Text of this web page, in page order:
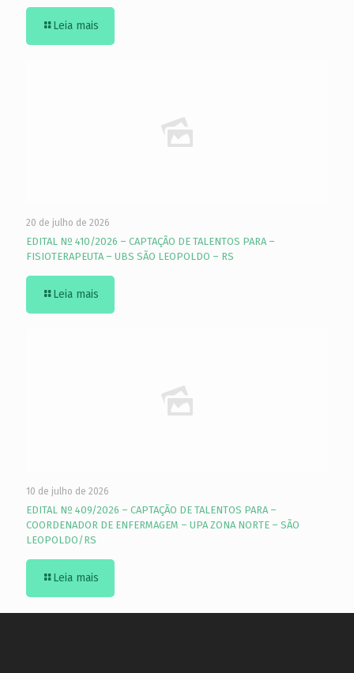
Leia mais
20 de julho de 2026
EDITAL Nº 410/2026 – CAPTAÇÃO DE TALENTOS PARA –
FISIOTERAPEUTA – UBS SÃO LEOPOLDO – RS
Leia mais
10 de julho de 2026
EDITAL Nº 409/2026 – CAPTAÇÃO DE TALENTOS PARA –
COORDENADOR DE ENFERMAGEM – UPA ZONA NORTE – SÃO
LEOPOLDO/RS
Leia mais